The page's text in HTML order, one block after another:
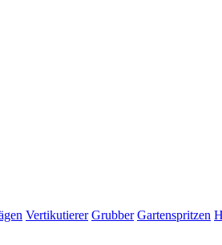
Vertikutierer Grubber Gartenspritzen